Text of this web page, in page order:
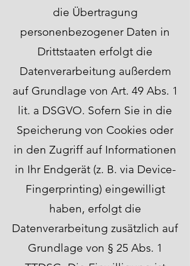
die Übertragung
personenbezogener Daten in
Drittstaaten erfolgt die
Datenverarbeitung außerdem
auf Grundlage von Art. 49 Abs. 1
lit. a DSGVO. Sofern Sie in die
Speicherung von Cookies oder
in den Zugriff auf Informationen
in Ihr Endgerät (z. B. via Device-
Fingerprinting) eingewilligt
haben, erfolgt die
Datenverarbeitung zusätzlich auf
Grundlage von § 25 Abs. 1